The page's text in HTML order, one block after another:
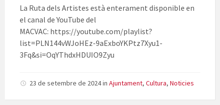
La Ruta dels Artistes està enterament disponible en
el canal de YouTube del
MACVAC: https://youtube.com/playlist?
list=PLN144vWJoHEz-9aExboYKPtz7Xyu1-
3Fq&si=OqYThdxHDUIO9Zyu
23 de setembre de 2024in Ajuntament, Cultura, Noticies